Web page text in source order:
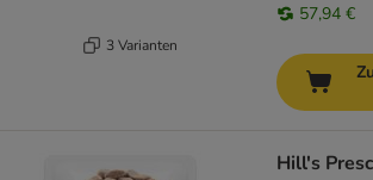
3 Varianten
57,94 €
Hill's